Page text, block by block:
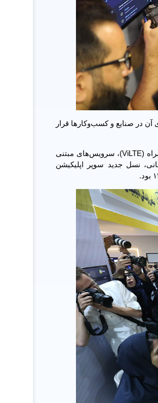
آن در صنایع و کسب‌وکارها قرار
بازدید از سرویس‌های دیجیتال و ارتباطی ایرانسل از جمله سرویس تماس تصویری در شبکه نسل چهارم تلفن‌همراه (ViLTE)، سرویس‌های مبتنی
نسل جدید سوپر اپلیکیشن